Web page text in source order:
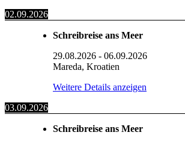
02.09.2026
Schreibreise ans Meer
29.08.2026 - 06.09.2026
Mareda, Kroatien
Weitere Details anzeigen
03.09.2026
Schreibreise ans Meer